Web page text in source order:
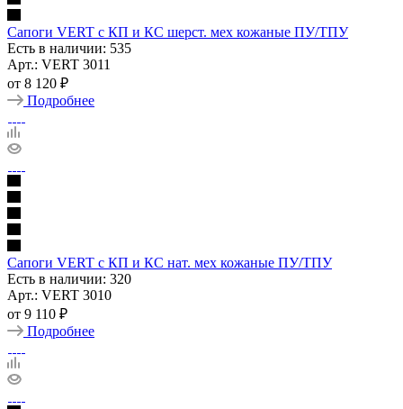
Сапоги VERT с КП и КС шерст. мех кожаные ПУ/ТПУ
Есть в наличии: 535
Арт.: VERT 3011
от 8 120 ₽
Подробнее
Сапоги VERT с КП и КС нат. мех кожаные ПУ/ТПУ
Есть в наличии: 320
Арт.: VERT 3010
от 9 110 ₽
Подробнее